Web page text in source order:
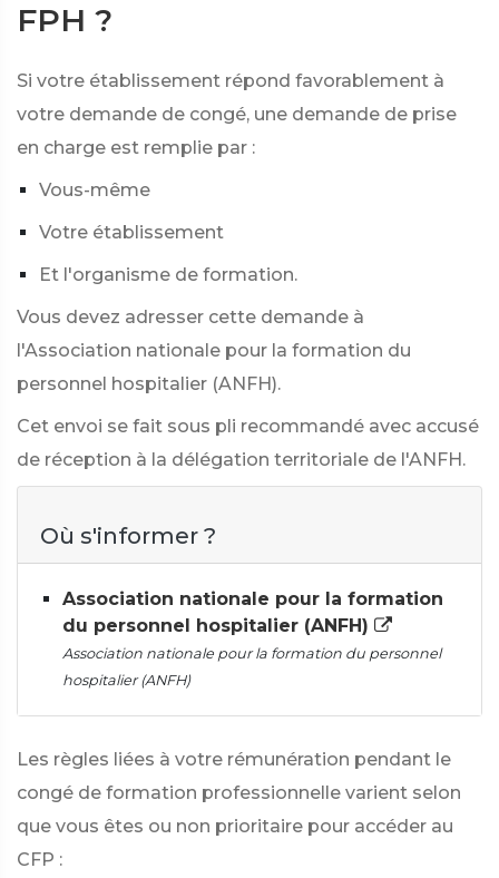
FPH ?
Si votre établissement répond favorablement à
votre demande de congé, une demande de prise
en charge est remplie par :
Vous-même
Votre établissement
Et l'organisme de formation.
Vous devez adresser cette demande à
l'Association nationale pour la formation du
personnel hospitalier (ANFH).
Cet envoi se fait sous pli recommandé avec accusé
de réception à la délégation territoriale de l'ANFH.
Où s'informer ?
Association nationale pour la formation
du personnel hospitalier (ANFH)
Association nationale pour la formation du personnel
hospitalier (ANFH)
Les règles liées à votre rémunération pendant le
congé de formation professionnelle varient selon
que vous êtes ou non prioritaire pour accéder au
CFP :